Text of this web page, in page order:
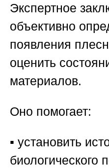
Экспертное
объективно
появления
оценить
материалов.
Оно помогает:
▪️ установить
биологического